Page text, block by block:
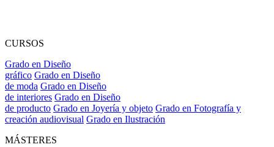
CURSOS
Grado en Diseño
gráfico Grado en Diseño
de moda Grado en Diseño
de interiores Grado en Diseño
de producto Grado en Joyería y objeto Grado en Fotografía y
creación audiovisual Grado en Ilustración
MÁSTERES